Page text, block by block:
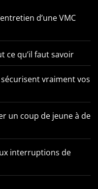
d’une VMC
ce qu’il faut savoir
vraiment vos
un coup de jeune à de
interruptions de